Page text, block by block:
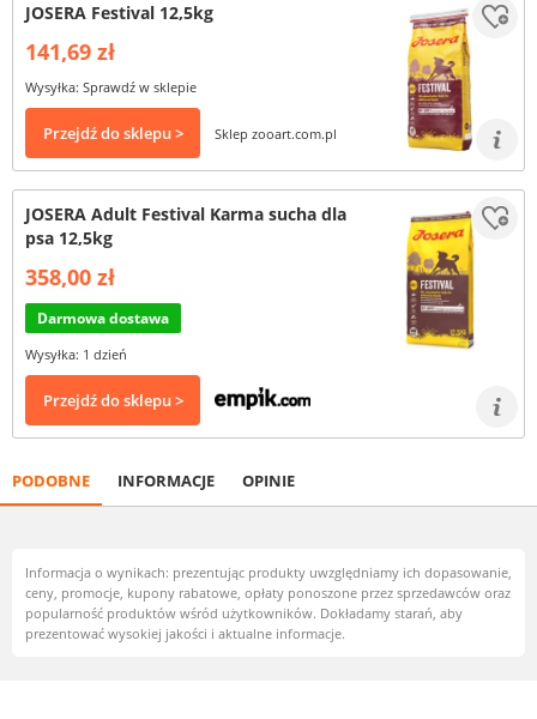
JOSERA Festival 12,5kg
141,69 zł
Wysyłka: Sprawdź w sklepie
Przejdź do sklepu > Sklep zooart.com.pl
JOSERA Adult Festival Karma sucha dla
psa 12,5kg
358,00 zł
Darmowa dostawa
Wysyłka: 1 dzień
Przejdź do sklepu >
PODOBNE INFORMACJE OPINIE
Informacja o wynikach: prezentując produkty uwzględniamy ich dopasowanie,
ceny, promocje, kupony rabatowe, opłaty ponoszone przez sprzedawców oraz
popularność produktów wśród użytkowników. Dokładamy starań, aby
prezentować wysokiej jakości i aktualne informacje.